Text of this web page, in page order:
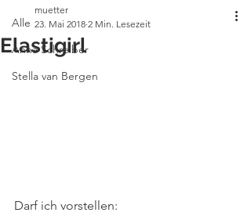
Alle
Anna Schreiber
Stella van Bergen
Elastigirl
muetter
23. Mai 2018 2 Min. Lesezeit
Darf ich vorstellen: